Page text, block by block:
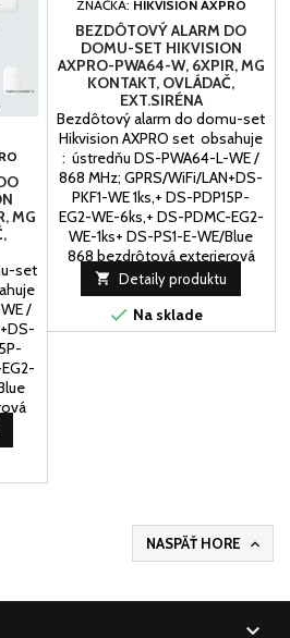
MG
set
/
ZNAČKA: HIKVISION AXPRO
BEZDÔTOVÝ ALARM DO
DOMU-SET HIKVISION
AXPRO-PWA64-W, 6XPIR, MG
KONTAKT, OVLÁDAČ,
EXT.SIRÉNA
Bezdôtový alarm do domu-set
Hikvision AXPRO set obsahuje
: ústredňu DS-PWA64-L-WE /
868 MHz; GPRS/WiFi/LAN+DS-
PKF1-WE 1ks,+ DS-PDP15P-
EG2-WE-6ks,+ DS-PDMC-EG2-
WE-1ks+ DS-PS1-E-WE/Blue
868 bezdrôtová exterierová
siréna
 Detaily produktu
 Na sklade
NASPÄŤ HORE 
